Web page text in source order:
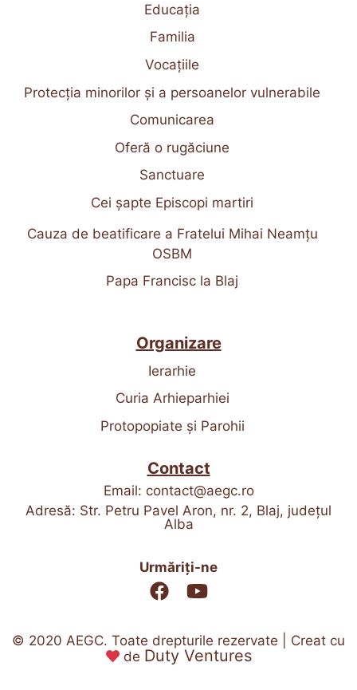
Educația
Familia
Vocațiile
Protecția minorilor și a persoanelor vulnerabile
Comunicarea
Oferă o rugăciune
Sanctuare
Cei șapte Episcopi martiri
Cauza de beatificare a Fratelui Mihai Neamțu
OSBM
Papa Francisc la Blaj
Organizare
Ierarhie
Curia Arhieparhiei
Protopopiate și Parohii
Contact
Email: contact@aegc.ro
Adresă: Str. Petru Pavel Aron, nr. 2, Blaj, județul
Alba
Urmăriți-ne
© 2020 AEGC. Toate drepturile rezervate | Creat cu
de Duty Ventures